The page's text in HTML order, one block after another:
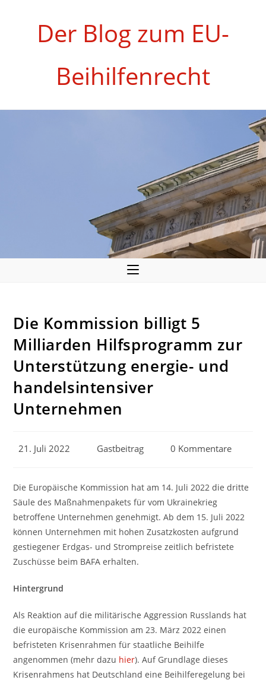
Der Blog zum EU-
Beihilfenrecht
Die Kommission billigt 5
Milliarden Hilfsprogramm zur
Unterstützung energie- und
handelsintensiver
Unternehmen
Beitrag
21. Juli 2022
Beitrags-
Gastbeitrag
Beitrags-
0 Kommentare
Die Europäische Kommission hat am 14. Juli 2022 die dritte
Säule des Maßnahmenpakets für vom Ukrainekrieg
betroffene Unternehmen genehmigt. Ab dem 15. Juli 2022
können Unternehmen mit hohen Zusatzkosten aufgrund
gestiegener Erdgas- und Strompreise zeitlich befristete
Zuschüsse beim BAFA erhalten.
Hintergrund
Als Reaktion auf die militärische Aggression Russlands hat
die europäische Kommission am 23. März 2022 einen
befristeten Krisenrahmen für staatliche Beihilfe
angenommen (mehr dazu hier). Auf Grundlage dieses
Krisenrahmens hat Deutschland eine Beihilferegelung bei